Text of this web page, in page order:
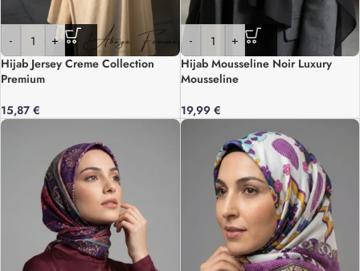
-
+
Hijab Jersey Creme Collection
Premium
15,87 €
-
+
Hijab Mousseline Noir Luxury
Mousseline
19,99 €